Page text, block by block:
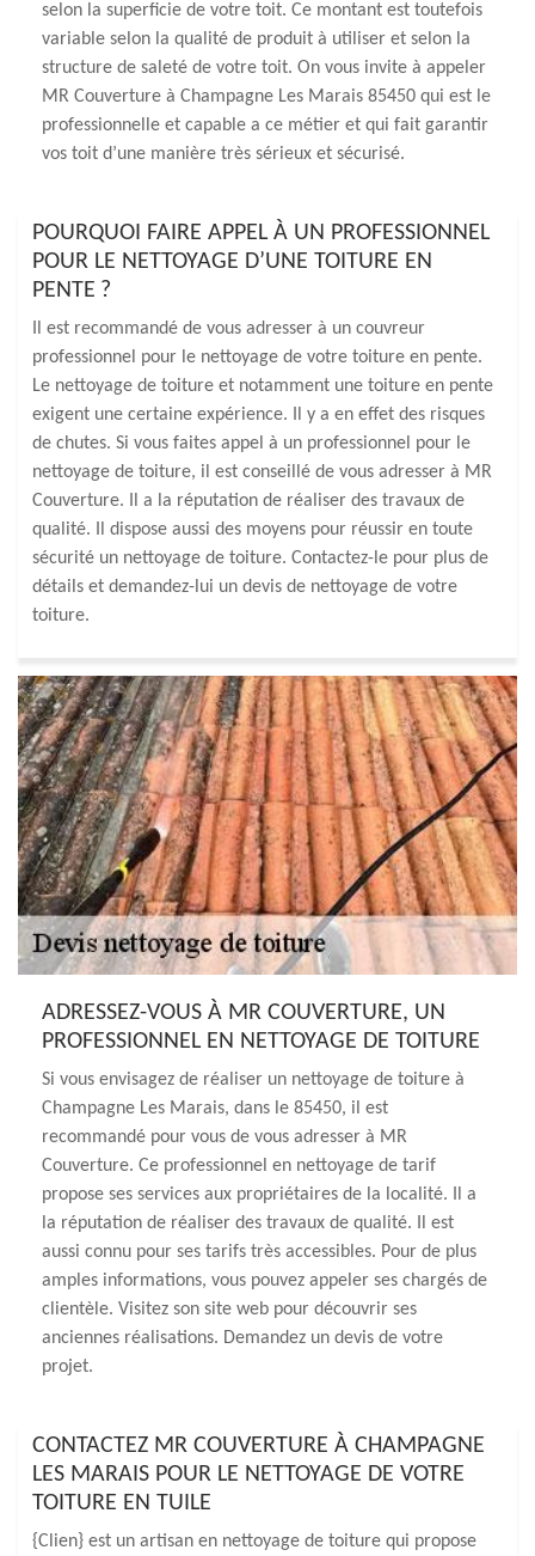
selon la superficie de votre toit. Ce montant est toutefois
variable selon la qualité de produit à utiliser et selon la
structure de saleté de votre toit. On vous invite à appeler
MR Couverture à Champagne Les Marais 85450 qui est le
professionnelle et capable a ce métier et qui fait garantir
vos toit d’une manière très sérieux et sécurisé.
POURQUOI FAIRE APPEL À UN PROFESSIONNEL
POUR LE NETTOYAGE D’UNE TOITURE EN
PENTE ?
Il est recommandé de vous adresser à un couvreur
professionnel pour le nettoyage de votre toiture en pente.
Le nettoyage de toiture et notamment une toiture en pente
exigent une certaine expérience. Il y a en effet des risques
de chutes. Si vous faites appel à un professionnel pour le
nettoyage de toiture, il est conseillé de vous adresser à MR
Couverture. Il a la réputation de réaliser des travaux de
qualité. Il dispose aussi des moyens pour réussir en toute
sécurité un nettoyage de toiture. Contactez-le pour plus de
détails et demandez-lui un devis de nettoyage de votre
toiture.
ADRESSEZ-VOUS À MR COUVERTURE, UN
PROFESSIONNEL EN NETTOYAGE DE TOITURE
Si vous envisagez de réaliser un nettoyage de toiture à
Champagne Les Marais, dans le 85450, il est
recommandé pour vous de vous adresser à MR
Couverture. Ce professionnel en nettoyage de tarif
propose ses services aux propriétaires de la localité. Il a
la réputation de réaliser des travaux de qualité. Il est
aussi connu pour ses tarifs très accessibles. Pour de plus
amples informations, vous pouvez appeler ses chargés de
clientèle. Visitez son site web pour découvrir ses
anciennes réalisations. Demandez un devis de votre
projet.
CONTACTEZ MR COUVERTURE À CHAMPAGNE
LES MARAIS POUR LE NETTOYAGE DE VOTRE
TOITURE EN TUILE
{Clien} est un artisan en nettoyage de toiture qui propose